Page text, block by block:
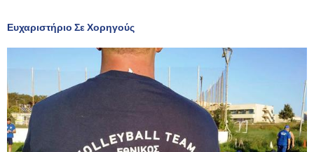
Ευχαριστήριο Σε Χορηγούς